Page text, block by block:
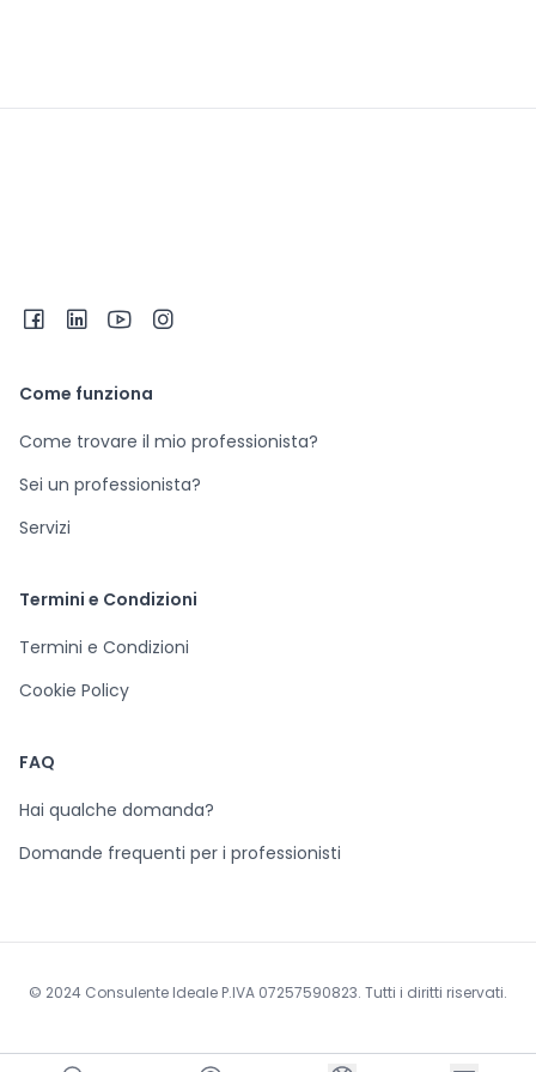
Come funziona
Come trovare il mio professionista?
Sei un professionista?
Servizi
Termini e Condizioni
Termini e Condizioni
Cookie Policy
FAQ
Hai qualche domanda?
Domande frequenti per i professionisti
© 2024 Consulente Ideale P.IVA 07257590823. Tutti i diritti riservati.